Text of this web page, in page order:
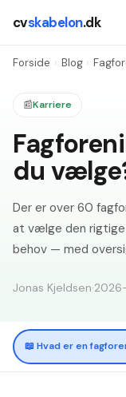
cvskabelon.dk
Forside › Blog ›
📰Karriere
du
Der er over 60
at vælge den rigtige
behov — med
Jonas Kjeldsen·
📖 Hvad er en